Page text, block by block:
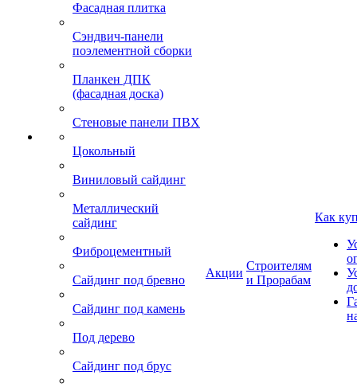
Фасадная плитка
Сэндвич-панели
поэлементной сборки
Планкен ДПК
(фасадная доска)
Стеновые панели ПВХ
Цокольный
Виниловый сайдинг
Металлический
сайдинг
Фиброцементный
Сайдинг под бревно
Сайдинг под камень
Под дерево
Сайдинг под брус
Акции
Строителям
и Прорабам
Как